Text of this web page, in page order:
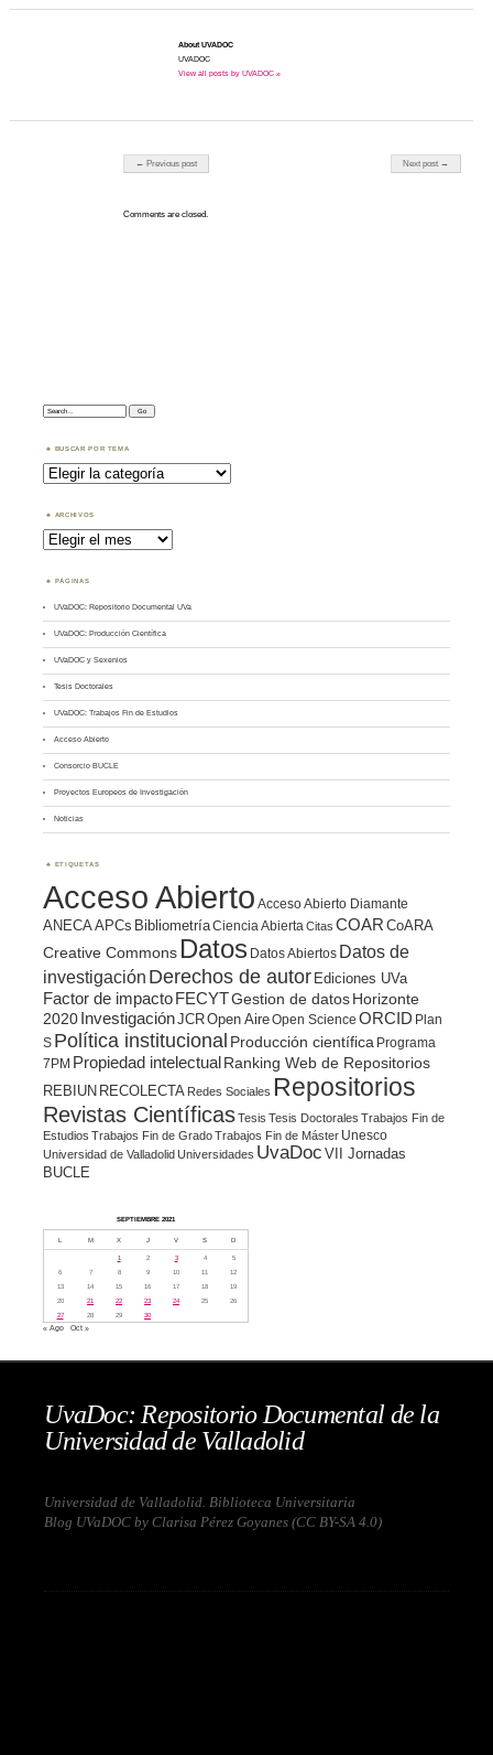
About UVADOC
UVADOC
View all posts by UVADOC »
Post navigation
← Previous post Next post →
Comments are closed.
Search:
BUSCAR POR TEMA
Buscar
por
Tema
ARCHIVOS
Archivos
PÁGINAS
UVaDOC: Repositorio Documental UVa
UVaDOC: Producción Científica
UVaDOC y Sexenios
Tesis Doctorales
UVaDOC: Trabajos Fin de Estudios
Acceso Abierto
Consorcio BUCLE
Proyectos Europeos de Investigación
Noticias
ETIQUETAS
Acceso Abierto Acceso Abierto Diamante
ANECAAPCs BibliometríaCiencia Abierta Citas COAR CoARA
Creative Commons Datos Datos Abiertos Datos de
investigación Derechos de autor Ediciones UVa
Factor de impacto FECYTGestion de datosHorizonte
2020 InvestigaciónJCROpen AireOpen Science ORCID Plan
S Política institucional Producción científica Programa
7PM Propiedad intelectual Ranking Web de Repositorios
REBIUN RECOLECTA Redes Sociales Repositorios
Revistas CientíficasTesis Tesis Doctorales Trabajos Fin de
Estudios Trabajos Fin de GradoTrabajos Fin de Máster Unesco
Universidad de Valladolid Universidades UvaDoc VII Jornadas
BUCLE
SEPTIEMBRE 2021
L M X J V S D
1 2 3 4
5
6
7 8 9 10 11
12
13
14 15 16 17 18
19
20
21 22 23 24 25
26
27
28 29 30
« Ago Oct »
UvaDoc: Repositorio Documental de la
Universidad de Valladolid
Universidad de Valladolid. Biblioteca Universitaria
Blog UVaDOC by Clarisa Pérez Goyanes (CC BY-SA 4.0)